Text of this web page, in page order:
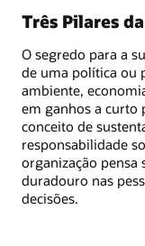
Três Pilares
O segredo para a
de uma política ou
ambiente,
em ganhos a curto
conceito de
responsabilidade
organização
duradouro nas
decisões.